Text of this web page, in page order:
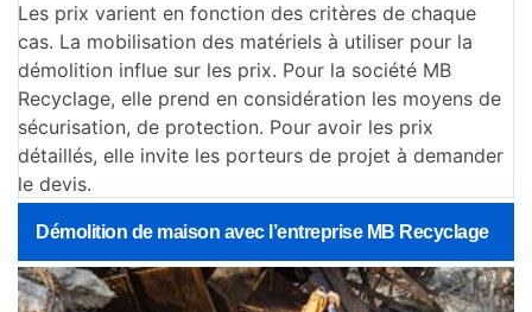
Les prix varient en fonction des critères de chaque
cas. La mobilisation des matériels à utiliser pour la
démolition influe sur les prix. Pour la société MB
Recyclage, elle prend en considération les moyens de
sécurisation, de protection. Pour avoir les prix
détaillés, elle invite les porteurs de projet à demander
le devis.
Démolition de maison avec l’entreprise MB Recyclage